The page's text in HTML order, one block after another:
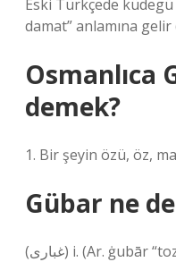
Eski Türkçede
damat” anlamına gelir
Osmanlıca
demek?
1. Bir şeyin özü, öz,
Gübar ne
(ﻏﺒﺎﺭﻯ) i. (Ar. ġubār “toz” ve ġubārі ile -і izafi eki) Hat